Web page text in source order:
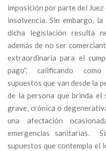
imposición por parte del
insolvencia. Sin embargo,
dicha legislación resulta
además de no ser
extraordinaria para el
pago”, calificando como
supuestos que van desde la
de la persona que brinda el
grave, crónica o
una afectación
emergencias sanitarias.
supuestos que contempla el